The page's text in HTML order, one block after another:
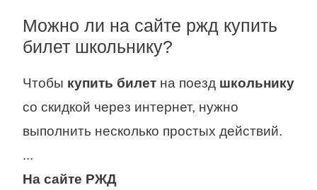
Можно ли на сайте ржд купить
билет школьнику?
Чтобы купить билет на поезд школьнику
со скидкой через интернет, нужно
выполнить несколько простых действий.
...
На сайте РЖД